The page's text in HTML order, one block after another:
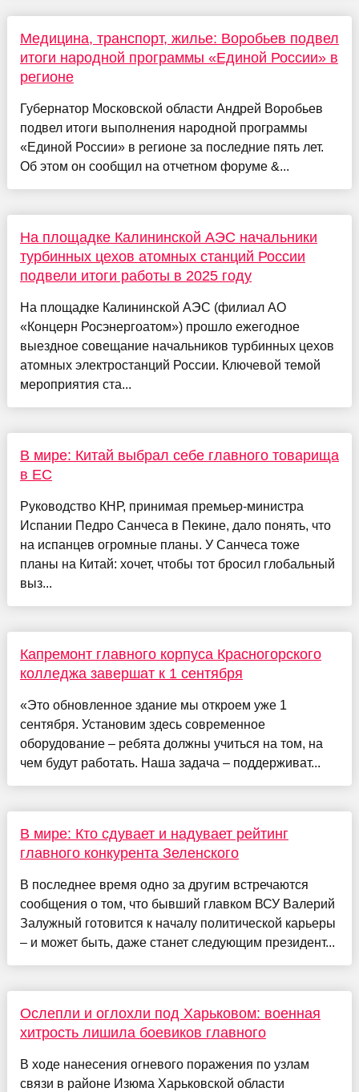
Медицина, транспорт, жилье: Воробьев подвел
итоги народной программы «Единой России» в
регионе
Губернатор Московской области Андрей Воробьев
подвел итоги выполнения народной программы
«Единой России» в регионе за последние пять лет.
Об этом он сообщил на отчетном форуме &...
На площадке Калининской АЭС начальники
турбинных цехов атомных станций России
подвели итоги работы в 2025 году
На площадке Калининской АЭС (филиал АО
«Концерн Росэнергоатом») прошло ежегодное
выездное совещание начальников турбинных цехов
атомных электростанций России. Ключевой темой
мероприятия ста...
В мире: Китай выбрал себе главного товарища
в ЕС
Руководство КНР, принимая премьер-министра
Испании Педро Санчеса в Пекине, дало понять, что
на испанцев огромные планы. У Санчеса тоже
планы на Китай: хочет, чтобы тот бросил глобальный
выз...
Капремонт главного корпуса Красногорского
колледжа завершат к 1 сентября
«Это обновленное здание мы откроем уже 1
сентября. Установим здесь современное
оборудование – ребята должны учиться на том, на
чем будут работать. Наша задача – поддерживат...
В мире: Кто сдувает и надувает рейтинг
главного конкурента Зеленского
В последнее время одно за другим встречаются
сообщения о том, что бывший главком ВСУ Валерий
Залужный готовится к началу политической карьеры
– и может быть, даже станет следующим президент...
Ослепли и оглохли под Харьковом: военная
хитрость лишила боевиков главного
В ходе нанесения огневого поражения по узлам
связи в районе Изюма Харьковской области